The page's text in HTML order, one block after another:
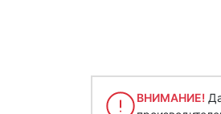
ВНИМАНИЕ!